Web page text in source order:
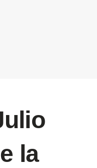
la